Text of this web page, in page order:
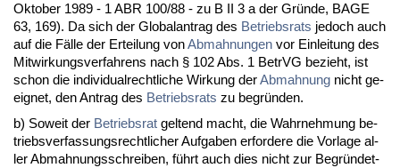
Ok­to­ber 1989 - 1 ABR 100/88 - zu B II 3 a der Gründe, BA­GE
63, 169). Da sich der Glo­balan­trag des Be­triebs­rats je­doch auch
auf die Fälle der Er­tei­lung vonAb­mah­nun­gen vor Ein­lei­tung des
Mit­wir­kungs­ver­fah­rens nach § 102 Abs. 1 Be­trVG be­zieht, ist
schon die in­di­vi­du­al­recht­li­che Wir­kung derAb­mah­nung nicht ge­
eig­net, den An­trag des Be­triebs­rats zu be­gründen.
b) So­weit der Be­triebs­rat gel­tend macht, die Wahr­neh­mung be­
triebs­ver­fas­sungs­recht­li­cher Auf­ga­ben er­for­de­re die Vor­la­ge al­
ler Ab­mah­nungs­schrei­ben, führt auch dies nicht zur Be­gründet­